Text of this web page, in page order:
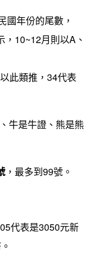
國年份的尾數，
10~12月則以A、
此類推，34代表
牛是牛證、熊是熊
，最多到99號。
代表是3050元新